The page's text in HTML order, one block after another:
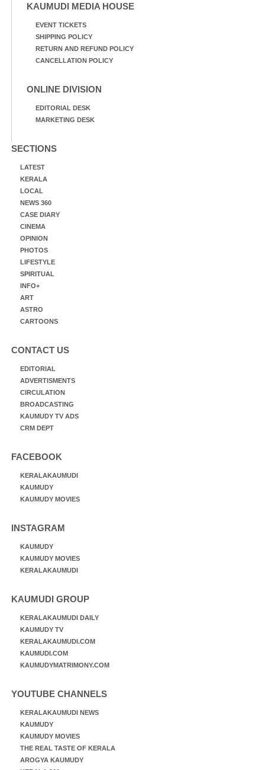
KAUMUDI MEDIA HOUSE
EVENT TICKETS
SHIPPING POLICY
RETURN AND REFUND POLICY
CANCELLATION POLICY
ONLINE DIVISION
EDITORIAL DESK
MARKETING DESK
SECTIONS
LATEST
KERALA
LOCAL
NEWS 360
CASE DIARY
CINEMA
OPINION
PHOTOS
LIFESTYLE
SPIRITUAL
INFO+
ART
ASTRO
CARTOONS
CONTACT US
EDITORIAL
ADVERTISMENTS
CIRCULATION
BROADCASTING
KAUMUDY TV ADS
CRM DEPT
FACEBOOK
KERALAKAUMUDI
KAUMUDY
KAUMUDY MOVIES
INSTAGRAM
KAUMUDY
KAUMUDY MOVIES
KERALAKAUMUDI
KAUMUDI GROUP
KERALAKAUMUDI DAILY
KAUMUDY TV
KERALAKAUMUDI.COM
KAUMUDI.COM
KAUMUDYMATRIMONY.COM
YOUTUBE CHANNELS
KERALAKAUMUDI NEWS
KAUMUDY
KAUMUDY MOVIES
THE REAL TASTE OF KERALA
AROGYA KAUMUDY